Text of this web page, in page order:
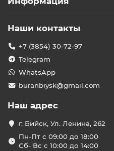
Наши контакты
+7 (3854) 30-72-97
Telegram
WhatsApp
buranbiysk@gmail.com
Наш адрес
г. Бийск, Ул. Ленина, 262
Пн-Пт с 09:00 до 18:00
Сб- Вс с 10:00 до 14:00